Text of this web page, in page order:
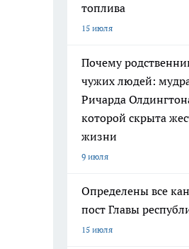
топлива
15 июля
Почему
чужих людей:
Ричарда
которой скрыта
жизни
9 июля
Определены все
пост Главы
15 июля